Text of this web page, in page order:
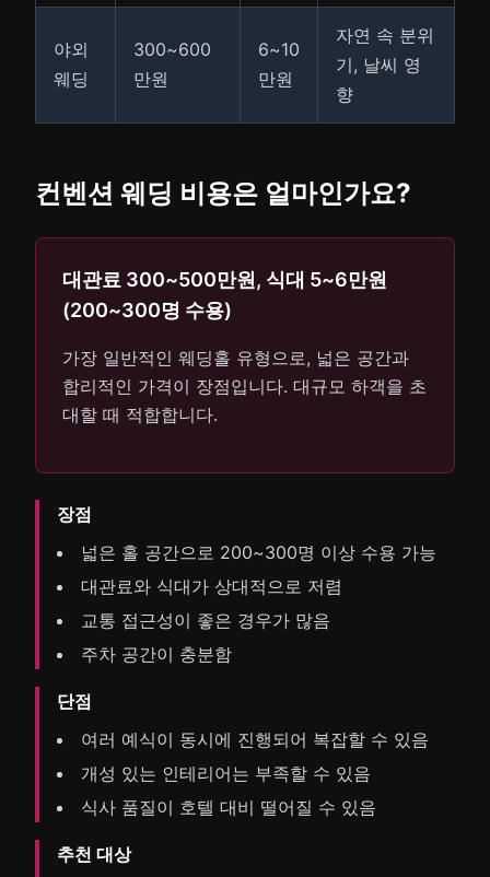
야외
웨딩
300~600
만원
6~10
만원
자연 속 분위
기, 날씨 영
향
컨벤션 웨딩 비용은 얼마인가요?
대관료 300~500만원, 식대 5~6만원
(200~300명 수용)
가장 일반적인 웨딩홀 유형으로, 넓은 공간과
합리적인 가격이 장점입니다. 대규모 하객을 초
대할 때 적합합니다.
장점
넓은 홀 공간으로 200~300명 이상 수용 가능
대관료와 식대가 상대적으로 저렴
교통 접근성이 좋은 경우가 많음
주차 공간이 충분함
단점
여러 예식이 동시에 진행되어 복잡할 수 있음
개성 있는 인테리어는 부족할 수 있음
식사 품질이 호텔 대비 떨어질 수 있음
추천 대상